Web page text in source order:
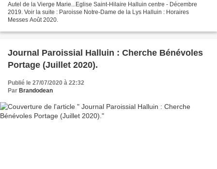
Autel de la Vierge Marie...Eglise Saint-Hilaire Halluin centre - Décembre
2019. Voir la suite : Paroisse Notre-Dame de la Lys Halluin : Horaires
Messes Août 2020.
Journal Paroissial Halluin : Cherche Bénévoles
Portage (Juillet 2020).
Publié le 27/07/2020 à 22:32
Par Brandodean